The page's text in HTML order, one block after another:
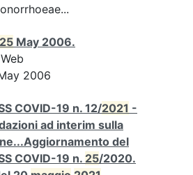
25 May 2006.
2006
COVID-19 n. 12/2021 -
ad interim sulla
del
COVID-19 n. 25/2020.